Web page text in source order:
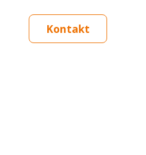
Kontakt